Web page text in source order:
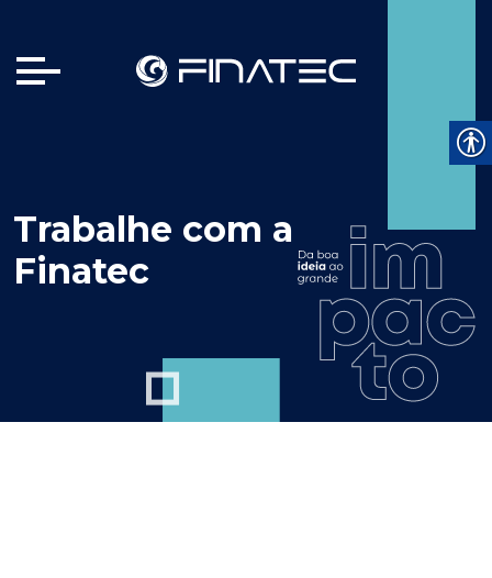
Trabalhe com a
Finatec